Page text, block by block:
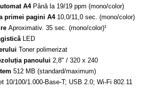
A4Până la 19/19 ppm (mono/color)
primei pagini A410,0/11,0 sec. (mono/color)
Aproximativ. 35 sec. (mono/color)¹
LED
Toner polimerizat
panoului 2,8" / 320 x 240
512 MB (standard/maximum)
10/100/1.000-Base-T; USB 2.0; Wi-Fi 802.11